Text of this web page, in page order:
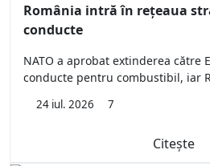
România intră în rețeaua
conducte
NATO a aprobat extinderea către
conducte pentru combustibil, iar
24 iul. 2026 7
Citește